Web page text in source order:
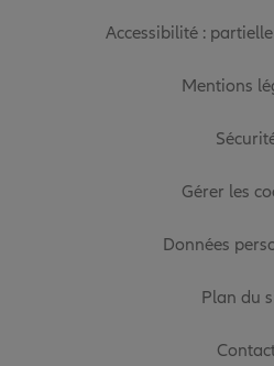
Accessibilité :
Mentions
Gérer les
Données
Plan du